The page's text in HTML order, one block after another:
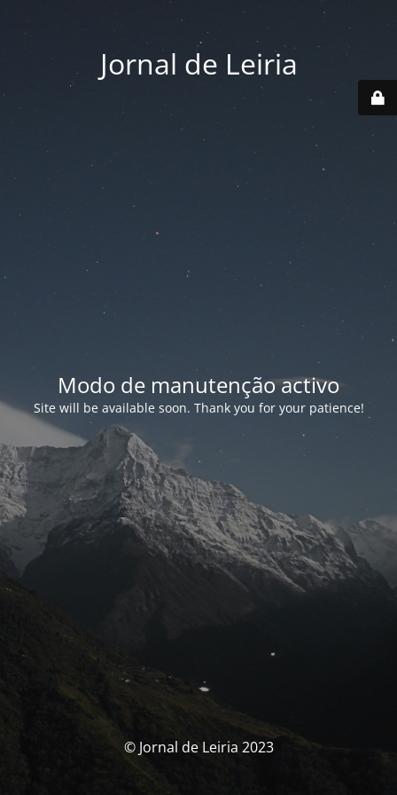
Jornal de Leiria
Modo de manutenção activo
Site will be available soon. Thank you for your patience!
© Jornal de Leiria 2023